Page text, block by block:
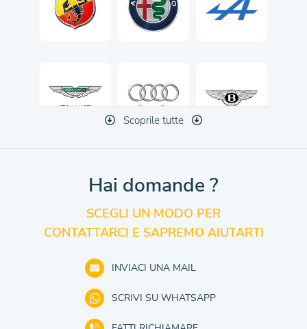
Scoprile tutte
Hai domande ?
SCEGLI UN MODO PER
CONTATTARCI E SAPREMO AIUTARTI
INVIACI UNA MAIL
SCRIVI SU WHATSAPP